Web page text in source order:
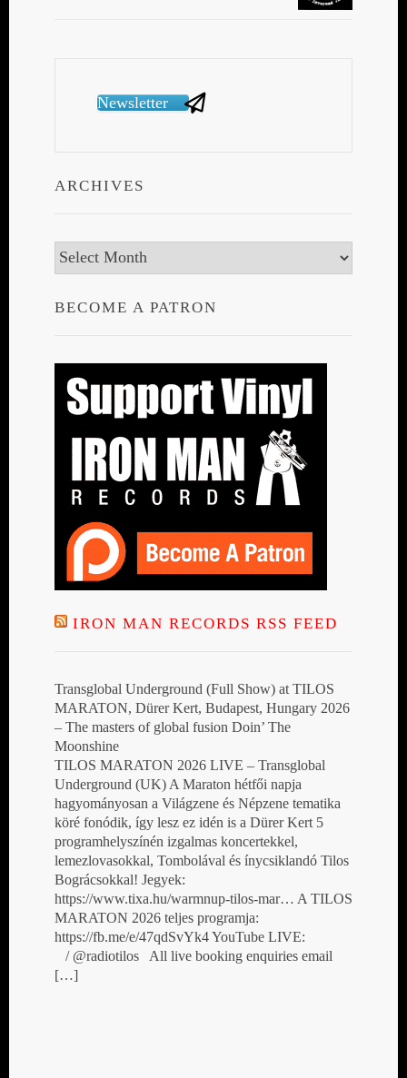
Newsletter
ARCHIVES
Archives
BECOME A PATRON
IRON MAN RECORDS RSS FEED
Transglobal Underground (Full Show) at TILOS
MARATON, Dürer Kert, Budapest, Hungary 2026
– The masters of global fusion Doin’ The
Moonshine
TILOS MARATON 2026 LIVE – Transglobal
Underground (UK) A Maraton hétfői napja
hagyományosan a Világzene és Népzene tematika
köré fonódik, így lesz ez idén is a Dürer Kert 5
programhelyszínén izgalmas koncertekkel,
lemezlovasokkal, Tombolával és ínycsiklandó Tilos
Bográcsokkal! Jegyek:
https://www.tixa.hu/warmnup-tilos-mar… A TILOS
MARATON 2026 teljes programja:
https://fb.me/e/47qdSvYk4 YouTube LIVE:
/ @radiotilos All live booking enquiries email
[…]